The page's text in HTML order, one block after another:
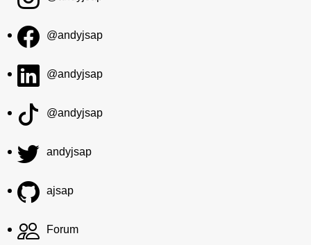
@andyjsap
@andyjsap
@andyjsap
andyjsap
ajsap
Forum